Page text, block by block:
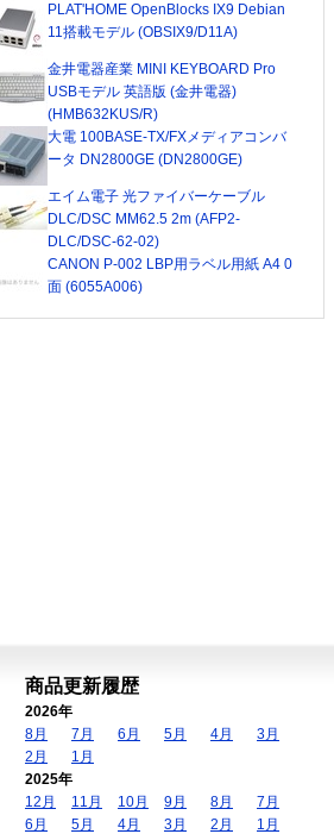
PLAT'HOME OpenBlocks IX9 Debian
11搭載モデル (OBSIX9/D11A)
金井電器産業 MINI KEYBOARD Pro
USBモデル 英語版 (金井電器)
(HMB632KUS/R)
大電 100BASE-TX/FXメディアコンバ
ータ DN2800GE (DN2800GE)
エイム電子 光ファイバーケーブル
DLC/DSC MM62.5 2m (AFP2-
DLC/DSC-62-02)
CANON P-002 LBP用ラベル用紙 A4 0
面 (6055A006)
商品更新履歴
2026年
8月
7月 6月 5月 4月
3月
2月
1月
2025年
12月
11月 10月 9月 8月
7月
6月
5月 4月 3月 2月
1月